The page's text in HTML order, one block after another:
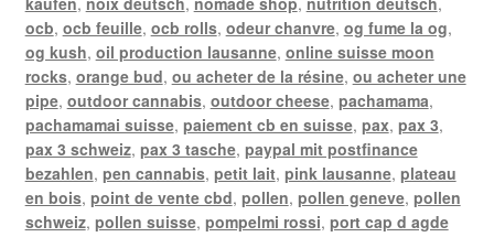
ocb, ocb feuille, ocb rolls, odeur chanvre, og fume la og,
og kush, oil production lausanne, online suisse moon
rocks, orange bud, ou acheter de la résine, ou acheter une
pipe, outdoor cannabis, outdoor cheese, pachamama,
pachamamai suisse, paiement cb en suisse, pax, pax 3,
pax 3 schweiz, pax 3 tasche, paypal mit postfinance
bezahlen, pen cannabis, petit lait, pink lausanne, plateau
en bois, point de vente cbd, pollen, pollen geneve, pollen
schweiz, pollen suisse, pompelmi rossi, port cap d agde